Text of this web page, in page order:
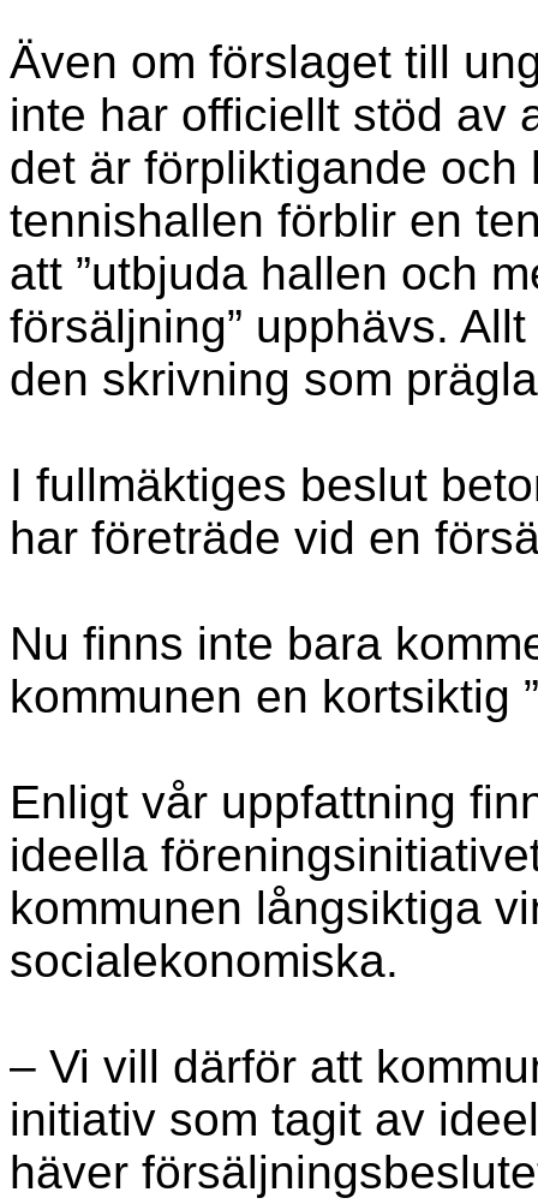
Även om förslaget till
inte har officiellt stöd av
det är förpliktigande och
tennishallen förblir en
att ”utbjuda hallen och
försäljning” upphävs.
den skrivning som
I fullmäktiges beslut
har företräde vid en
Nu finns inte bara
kommunen en kortsiktig
Enligt vår uppfattning
ideella
kommunen långsiktiga
socialekonomiska.
– Vi vill därför att
initiativ som tagit av
häver